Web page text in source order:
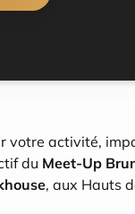
votre activité,
du Meet-Up
, aux Hauts